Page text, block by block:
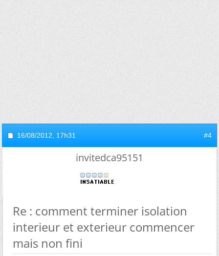
16/08/2012, 17h31 #4
invitedca95151
Re : comment terminer isolation
interieur et exterieur commencer
mais non fini